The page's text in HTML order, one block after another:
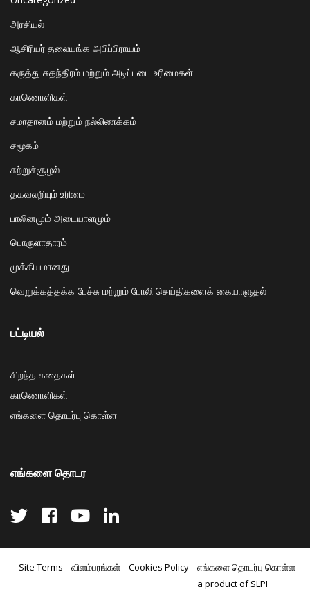
அரசியல்
ஆசிரியர் தலையங்க அபிப்பிராயம்
கருத்து சுதந்திரம் மற்றும் அடிப்படை உரிமைகள்
காணொளிகள்
சமாதானம் மற்றும் நல்லிணக்கம்
சமூகம்
சுற்றுச்சூழல்
தகவலறியும் உரிமை
பாலினமும் அடையாளமும்
பொருளாதாரம்
முக்கியமானது
வெறுக்கத்தக்க பேச்சு மற்றும் போலி செய்திகளைக் கையாளுதல்
பட்டியல்
சிறந்த கதைகள்
காணொளிகள்
எங்களை தொடர்பு கொள்ள
எங்களை தொடர
Site Terms விளம்பரங்கள் Cookies Policy
எங்களை தொடர்பு கொள்ள
a product of SLPI